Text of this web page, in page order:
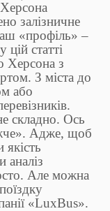
залізничне
«профіль» –
цій статті
Херсона з
З міста до
або
складно. Ось
Адже, щоб
якість
аналіз
Але можна
«LuxBus».